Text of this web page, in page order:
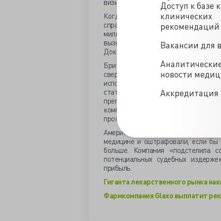
Доступ к базе
клинических
рекомендаций
Вакансии для
новости
Аккредитация
визитом медицинского
Когда фармкомпании
справедливости, как будто
миллиарда долларов одной из
вызывает сочувствия, как раз
Докторов обманывать цинично и
Британская компания
сверхприбылей блокбастера
использования в педиатрии.
статьи в специализированном
препарата при лечении
компания придумала
программы, мол, кто кормит, тот и
Американские власти назвали
медицине и оштрафовали, если
больше. Компания «подстелила
потенциальных судебных
прибыль.
Гиганта лекарственного рынка
Фармкомпания Glaxo выплатит